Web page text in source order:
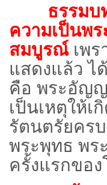
ธรรมบ
ความเป็นพ
สมบูรณ์เพร
แสดงแล้ว ไ
คือ พระอัญ
เป็นเหตุให้เ
รัตนตรัยคร
พระพุทธ พร
ครั้งแรกของ